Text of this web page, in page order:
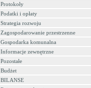
Protokoły
Podatki i opłaty
Strategia rozwoju
Zagospodarowanie przestrzenne
Gospodarka komunalna
Informacje zewnętrzne
Pozostałe
Budżet
BILANSE